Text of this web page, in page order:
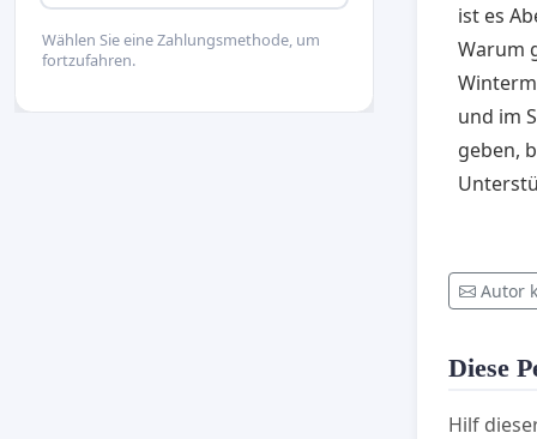
ist es
Warum
und im
geben,
Autor
Diese
Hilf
Wählen Sie eine Zahlungsmethode, um
fortzufahren.